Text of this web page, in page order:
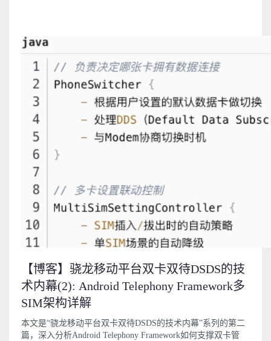
【博客】骁龙移动平台双卡双待DSDS的技
术内幕(2): Android Telephony Framework多
SIM架构详解
本文是“骁龙移动平台双卡双待DSDS的技术内幕”系列的第二
篇，深入分析Android Telephony Framework如何支撑双卡管